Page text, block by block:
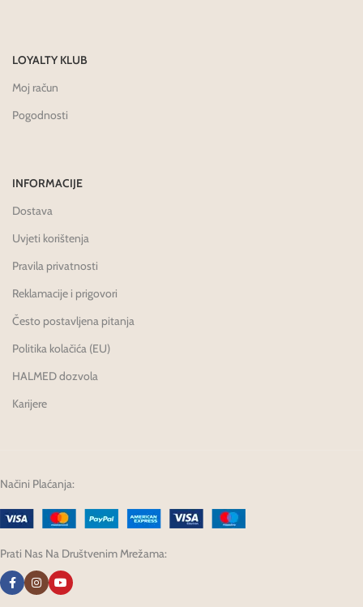
LOYALTY KLUB
Moj račun
Pogodnosti
INFORMACIJE
Dostava
Uvjeti korištenja
Pravila privatnosti
Reklamacije i prigovori
Često postavljena pitanja
Politika kolačića (EU)
HALMED dozvola
Karijere
Načini Plaćanja:
Prati Nas Na Društvenim Mrežama: